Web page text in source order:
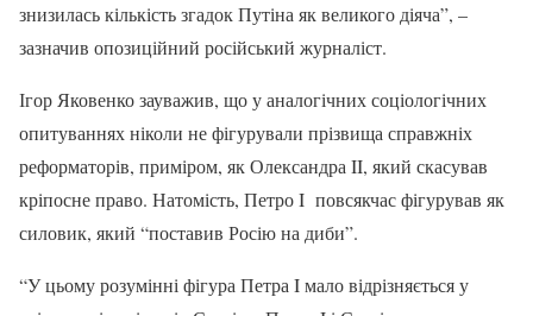
знизилась кількість згадок Путіна як великого діяча”, –
зазначив опозиційний російський журналіст.
Ігор Яковенко зауважив, що у аналогічних соціологічних
опитуваннях ніколи не фігурували прізвища справжніх
реформаторів, приміром, як Олександра II, який скасував
кріпосне право. Натомість, Петро I повсякчас фігурував як
силовик, який “поставив Росію на диби”.
“У цьому розумінні фігура Петра I мало відрізняється у